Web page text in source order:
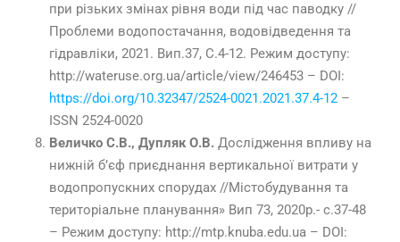
при різьких змінах рівня води під час паводку //
Проблеми водопостачання, водовідведення та
гідравліки, 2021. Вип.37, С.4-12. Режим доступу:
http://wateruse.org.ua/article/view/246453 – DOI:
https://doi.org/10.32347/2524-0021.2021.37.4-12 –
ISSN 2524-0020
Величко С.В., Дупляк О.В. Дослідження впливу на
нижній б’єф приєднання вертикальної витрати у
водопропускних спорудах //Містобудування та
територіальне планування» Вип 73, 2020р.- с.37-48
– Режим доступу: http://mtp.knuba.edu.ua – DOI: